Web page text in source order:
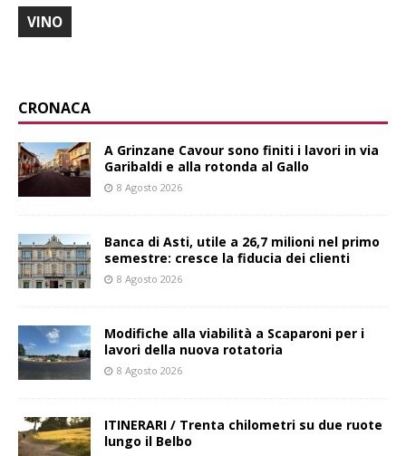
VINO
CRONACA
A Grinzane Cavour sono finiti i lavori in via
Garibaldi e alla rotonda al Gallo
8 Agosto 2026
Banca di Asti, utile a 26,7 milioni nel primo
semestre: cresce la fiducia dei clienti
8 Agosto 2026
Modifiche alla viabilità a Scaparoni per i
lavori della nuova rotatoria
8 Agosto 2026
ITINERARI / Trenta chilometri su due ruote
lungo il Belbo